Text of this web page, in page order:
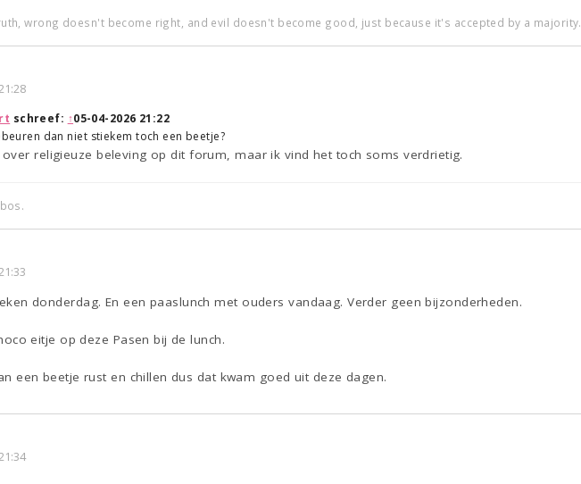
wrong doesn't become right, and evil doesn't become good, just because it's accepted by a majority.
schreef: ↑05-04-2026 21:22
dan niet stiekem toch een beetje?
over religieuze beleving op dit forum, maar ik vind het toch soms verdrietig.
donderdag. En een paaslunch met ouders vandaag. Verder geen bijzonderheden.
eitje op deze Pasen bij de lunch.
een beetje rust en chillen dus dat kwam goed uit deze dagen.